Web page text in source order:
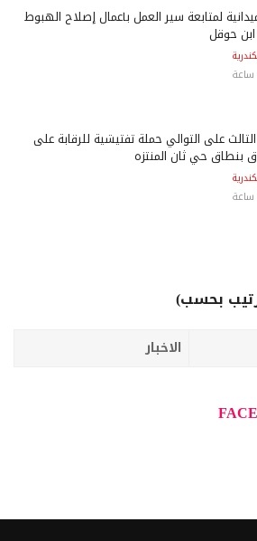
لمتابعة سير العمل بأعمال إصلاح الهبوط
حوقل
على التوالي حملة تفتيشية للرقابة على
بنطاق حي ثان المنتزه
بحسب)
الاخبار